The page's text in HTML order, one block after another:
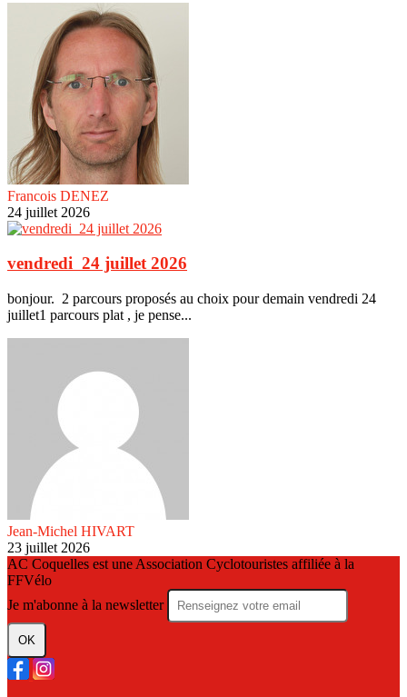
Francois DENEZ
24 juillet 2026
vendredi 24 juillet 2026
bonjour. 2 parcours proposés au choix pour demain vendredi 24
juillet1 parcours plat , je pense...
Jean-Michel HIVART
23 juillet 2026
AC Coquelles est une Association Cyclotouristes affiliée à la
FFVélo
Je m'abonne à la newsletter
OK